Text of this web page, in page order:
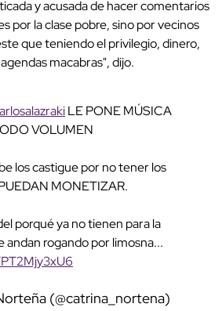
y acusada de hacer comentarios
por la clase pobre, sino por vecinos
que teniendo el privilegio, dinero,
macabras", dijo.
LE PONE MÚSICA
VOLUMEN
los castigue por no tener los
MONETIZAR.
porqué ya no tienen para la
andan rogando por limosna...
(@catrina_nortena)